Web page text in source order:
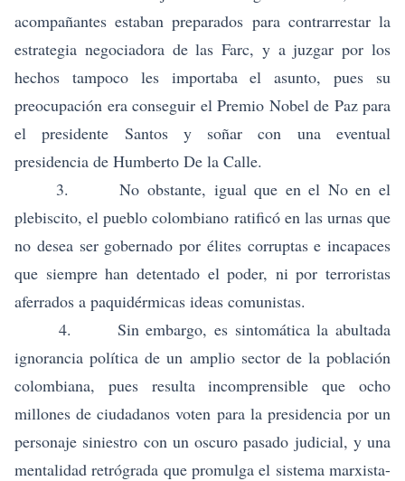
acompañantes estaban preparados para contrarrestar la
estrategia negociadora de las Farc, y a juzgar por los
hechos tampoco les importaba el asunto, pues su
preocupación era conseguir el Premio Nobel de Paz para
el presidente Santos y soñar con una eventual
presidencia de Humberto De la Calle.
3. No obstante, igual que en el No en el
plebiscito, el pueblo colombiano ratificó en las urnas que
no desea ser gobernado por élites corruptas e incapaces
que siempre han detentado el poder, ni por terroristas
aferrados a paquidérmicas ideas comunistas.
4. Sin embargo, es sintomática la abultada
ignorancia política de un amplio sector de la población
colombiana, pues resulta incomprensible que ocho
millones de ciudadanos voten para la presidencia por un
personaje siniestro con un oscuro pasado judicial, y una
mentalidad retrógrada que promulga el sistema marxista-